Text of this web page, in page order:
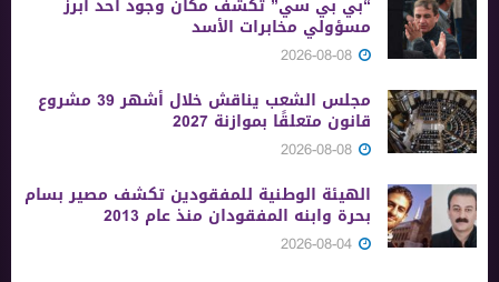
مسؤولي مخابرات الأسد
مجلس الشعب يناقش خلال أشهر 39 مشروع
قانون متعلقًا بموازنة 2027
الهيئة الوطنية للمفقودين تكشف مصير بسام
بحرة وابنه المفقودان منذ عام 2013